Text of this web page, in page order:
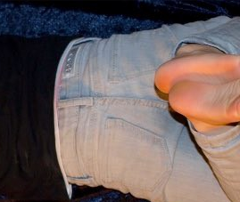
SPORT
KINDERGARTEN / SCHULE
FREUNDSCHAFT
GEFÜHLE
ABENTEUER / SPANNUNG
LERNEN / SACHBUCH
FANTASY
WIMMELBÜCHER